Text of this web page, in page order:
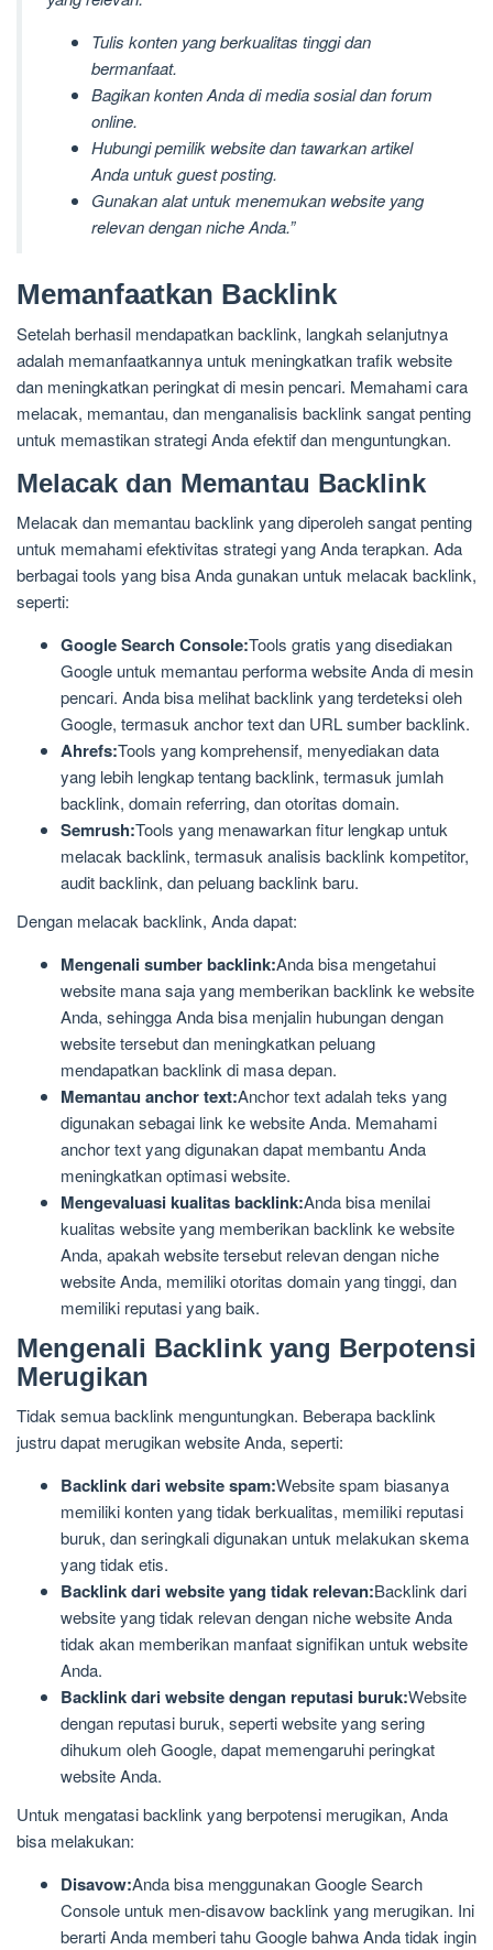
Tulis konten yang berkualitas tinggi dan
bermanfaat.
Bagikan konten Anda di media sosial dan forum
online.
Hubungi pemilik website dan tawarkan artikel
Anda untuk guest posting.
Gunakan alat untuk menemukan website yang
relevan dengan niche Anda.”
Memanfaatkan Backlink
Setelah berhasil mendapatkan backlink, langkah selanjutnya
adalah memanfaatkannya untuk meningkatkan trafik website
dan meningkatkan peringkat di mesin pencari. Memahami cara
melacak, memantau, dan menganalisis backlink sangat penting
untuk memastikan strategi Anda efektif dan menguntungkan.
Melacak dan Memantau Backlink
Melacak dan memantau backlink yang diperoleh sangat penting
untuk memahami efektivitas strategi yang Anda terapkan. Ada
berbagai tools yang bisa Anda gunakan untuk melacak backlink,
seperti:
Google Search Console:Tools gratis yang disediakan
Google untuk memantau performa website Anda di mesin
pencari. Anda bisa melihat backlink yang terdeteksi oleh
Google, termasuk anchor text dan URL sumber backlink.
Ahrefs:Tools yang komprehensif, menyediakan data
yang lebih lengkap tentang backlink, termasuk jumlah
backlink, domain referring, dan otoritas domain.
Semrush:Tools yang menawarkan fitur lengkap untuk
melacak backlink, termasuk analisis backlink kompetitor,
audit backlink, dan peluang backlink baru.
Dengan melacak backlink, Anda dapat:
Mengenali sumber backlink:Anda bisa mengetahui
website mana saja yang memberikan backlink ke website
Anda, sehingga Anda bisa menjalin hubungan dengan
website tersebut dan meningkatkan peluang
mendapatkan backlink di masa depan.
Memantau anchor text:Anchor text adalah teks yang
digunakan sebagai link ke website Anda. Memahami
anchor text yang digunakan dapat membantu Anda
meningkatkan optimasi website.
Mengevaluasi kualitas backlink:Anda bisa menilai
kualitas website yang memberikan backlink ke website
Anda, apakah website tersebut relevan dengan niche
website Anda, memiliki otoritas domain yang tinggi, dan
memiliki reputasi yang baik.
Mengenali Backlink yang Berpotensi
Merugikan
Tidak semua backlink menguntungkan. Beberapa backlink
justru dapat merugikan website Anda, seperti:
Backlink dari website spam:Website spam biasanya
memiliki konten yang tidak berkualitas, memiliki reputasi
buruk, dan seringkali digunakan untuk melakukan skema
yang tidak etis.
Backlink dari website yang tidak relevan:Backlink dari
website yang tidak relevan dengan niche website Anda
tidak akan memberikan manfaat signifikan untuk website
Anda.
Backlink dari website dengan reputasi buruk:Website
dengan reputasi buruk, seperti website yang sering
dihukum oleh Google, dapat memengaruhi peringkat
website Anda.
Untuk mengatasi backlink yang berpotensi merugikan, Anda
bisa melakukan:
Disavow:Anda bisa menggunakan Google Search
Console untuk men-disavow backlink yang merugikan. Ini
berarti Anda memberi tahu Google bahwa Anda tidak ingin